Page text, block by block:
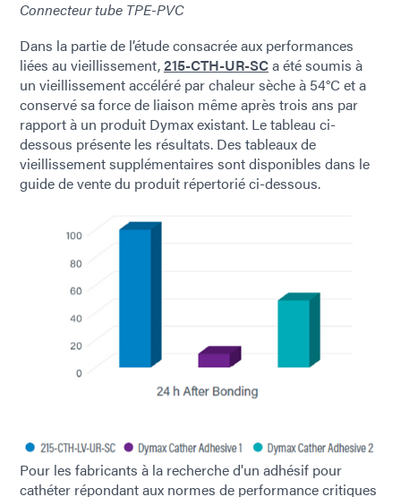
Connecteur tube TPE-PVC
Dans la partie de l’étude consacrée aux performances
liées au vieillissement,215-CTH-UR-SCa été soumis à
un vieillissement accéléré par chaleur sèche à 54°C et a
conservé sa force de liaison même après trois ans par
rapport à un produit Dymax existant. Le tableau ci-
dessous présente les résultats. Des tableaux de
vieillissement supplémentaires sont disponibles dans le
guide de vente du produit répertorié ci-dessous.
Pour les fabricants à la recherche d'un adhésif pour
cathéter répondant aux normes de performance critiques